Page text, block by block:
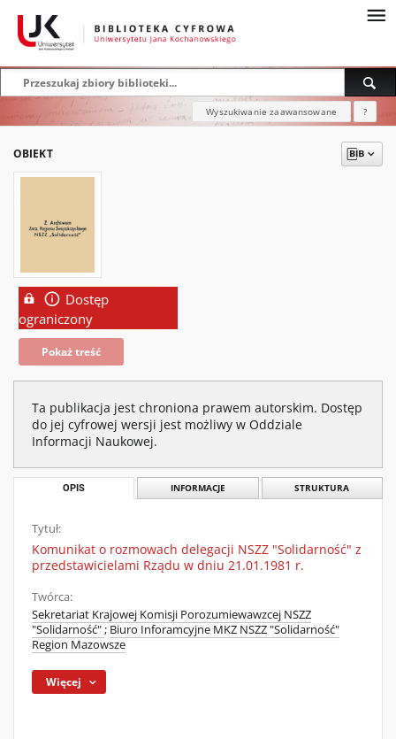
Wyszukiwanie zaawansowane ?
OBIEKT
Dostęp
ograniczony
Pokaż treść
Ta publikacja jest chroniona prawem autorskim. Dostęp
do jej cyfrowej wersji jest możliwy w Oddziale
Informacji Naukowej.
OPIS INFORMACJE STRUKTURA
Tytuł:
Komunikat o rozmowach delegacji NSZZ "Solidarność" z
przedstawicielami Rządu w dniu 21.01.1981 r.
Twórca:
Sekretariat Krajowej Komisji Porozumiewawzcej NSZZ
"Solidarność"; Biuro Inforamcyjne MKZ NSZZ "Solidarność"
Region Mazowsze
Więcej